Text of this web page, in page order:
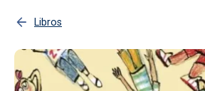
Libros